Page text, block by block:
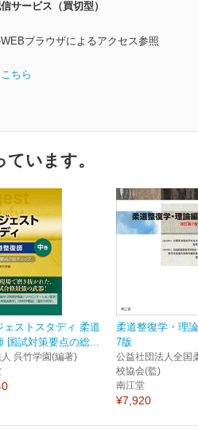
サービス（買切型）
ブラウザによるアクセス参照
こちら
います。
ェストスタディ 柔道
国試対策要点の総...
呉竹学園(編著)
柔道整復学・理
7版
公益社団法人全国
校協会(監)
南江堂
¥7,920